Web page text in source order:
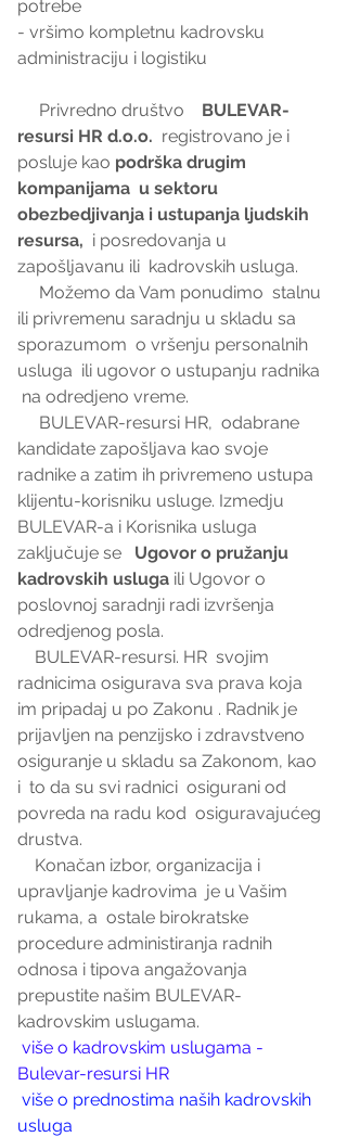
potrebe
- vršimo kompletnu kadrovsku
administraciju i logistiku
     Privredno društvo
BULEVAR-
resursi HR d.o.o. registrovano je i
posluje kao podrška drugim
kompanijama  u sektoru
obezbedjivanja i ustupanja ljudskih
resursa, i posredovanja u
zapošljavanu ili  kadrovskih usluga.
ili privremenu saradnju u skladu sa
sporazumom  o vršenju personalnih
usluga  ili ugovor o ustupanju radnika
na odredjeno vreme.
kandidate zapošljava kao svoje
radnike a zatim ih privremeno ustupa
klijentu-korisniku usluge. Izmedju
BULEVAR-a i Korisnika usluga
zaključuje se Ugovor o pružanju
kadrovskih usluga ili Ugovor o
poslovnoj saradnji radi izvršenja
odredjenog posla.
radnicima osigurava sva prava koja
im pripadaj u po Zakonu . Radnik je
prijavljen na penzijsko i zdravstveno
osiguranje u skladu sa Zakonom, kao
i  to da su svi radnici  osigurani od
povreda na radu kod  osiguravajućeg
drustva.
upravljanje kadrovima  je u Vašim
rukama, a  ostale birokratske
procedure administiranja radnih
odnosa i tipova angažovanja
prepustite našim BULEVAR-
kadrovskim uslugama.
više o kadrovskim uslugama -
Bulevar-resursi HR
više o prednostima naših kadrovskih
usluga